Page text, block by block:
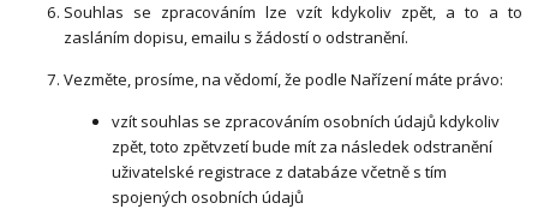
Souhlas se zpracováním lze vzít kdykoliv zpět, a to a to
zasláním dopisu, emailu s žádostí o odstranění.
Vezměte, prosíme, na vědomí, že podle Nařízení máte právo:
vzít souhlas se zpracováním osobních údajů kdykoliv
zpět, toto zpětvzetí bude mít za následek odstranění
uživatelské registrace z databáze včetně s tím
spojených osobních údajů